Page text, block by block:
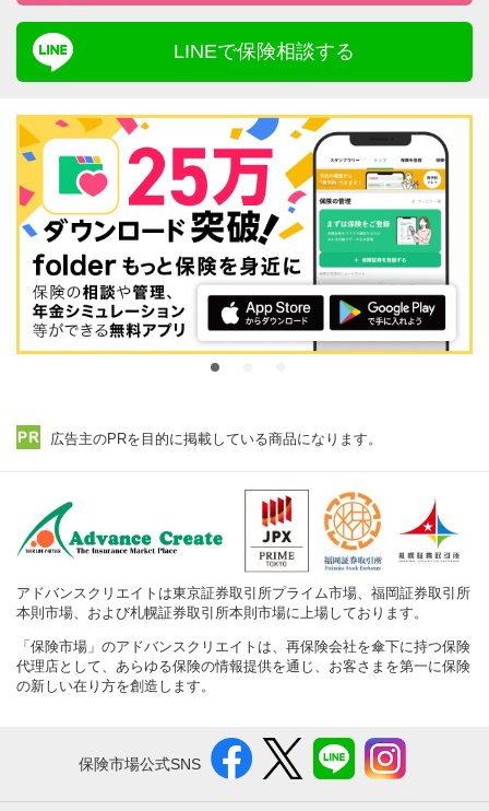
LINEで保険相談する
広告主のPRを目的に掲載している商品になります。
アドバンスクリエイトは東京証券取引所プライム市場、福岡証券取引所
本則市場、および札幌証券取引所本則市場に上場しております。
「保険市場」のアドバンスクリエイトは、再保険会社を傘下に持つ保険
代理店として、あらゆる保険の情報提供を通じ、お客さまを第一に保険
の新しい在り方を創造します。
保険市場公式SNS